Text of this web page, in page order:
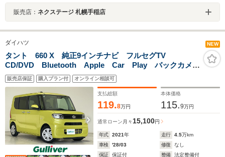
販売店： ネクステージ 札幌手稲店
ダイハツ NEW
タント 660 X 純正9インチナビ フルセグTV
CD/DVD Bluetooth Apple Car Play バックカメ
ラ スマートアシスト シートヒーター 両側パワース
ライド オートライト コーナーセンサー
販売店保証 購入プラン付 オンライン相談可
支払総額
119.8万円
本体価格
115.9万円
通常ローン 月々15,100円
年式 2021年 走行 4.5万km
車検
'28/03 修復
なし
保証
保証付 整備
法定整備付